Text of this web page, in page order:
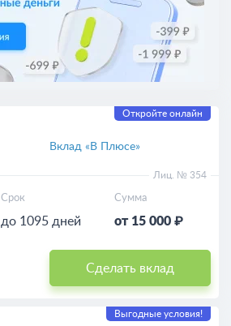
Откройте онлайн
Вклад «В Плюсе»
Лиц. № 354
Срок
до 1095 дней
Сумма
от 15 000 ₽
Сделать вклад
Выгодные условия!